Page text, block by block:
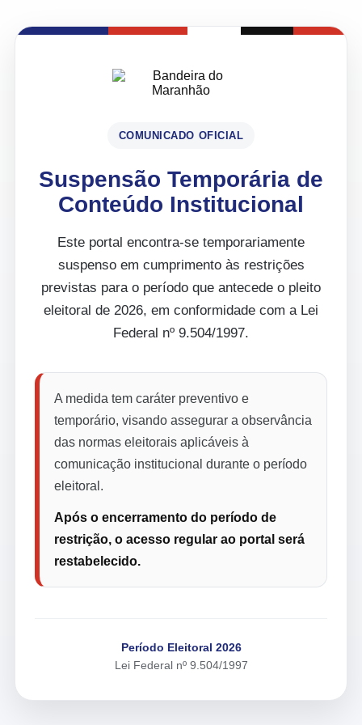
COMUNICADO OFICIAL
Suspensão Temporária de
Conteúdo Institucional
Este portal encontra-se temporariamente
suspenso em cumprimento às restrições
previstas para o período que antecede o pleito
eleitoral de 2026, em conformidade com a Lei
Federal nº 9.504/1997.
A medida tem caráter preventivo e
temporário, visando assegurar a observância
das normas eleitorais aplicáveis à
comunicação institucional durante o período
eleitoral.
Após o encerramento do período de
restrição, o acesso regular ao portal será
restabelecido.
Período Eleitoral 2026
Lei Federal nº 9.504/1997